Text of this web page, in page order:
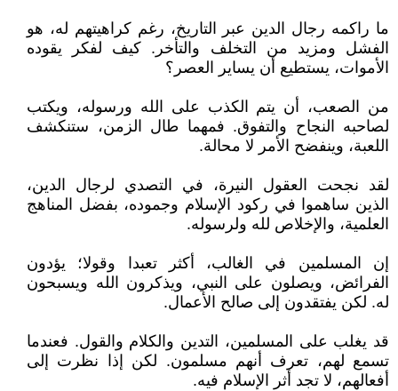
ما راكمه رجال الدين عبر التاريخ، رغم كراهيتهم له، هو
الفشل ومزيد من التخلف والتأخر. كيف لفكر يقوده
الأموات، يستطيع أن يساير العصر؟
من الصعب، أن يتم الكذب على الله ورسوله، ويكتب
لصاحبه النجاح والتفوق. فمهما طال الزمن، ستنكشف
اللعبة، وينفضح الأمر لا محالة.
لقد نجحت العقول النيرة، في التصدي لرجال الدين،
الذين ساهموا في ركود الإسلام وجموده، بفضل المناهج
العلمية، والإخلاص لله ولرسوله.
إن المسلمين في الغالب، أكثر تعبدا وقولا؛ يؤدون
الفرائض، ويصلون على النبي، ويذكرون الله ويسبحون
له. لكن يفتقدون إلى صالح الأعمال.
قد يغلب على المسلمين، التدين والكلام والقول. فعندما
تسمع لهم، تعرف أنهم مسلمون. لكن إذا نظرت إلى
أفعالهم، لا تجد أثر الإسلام فيه.